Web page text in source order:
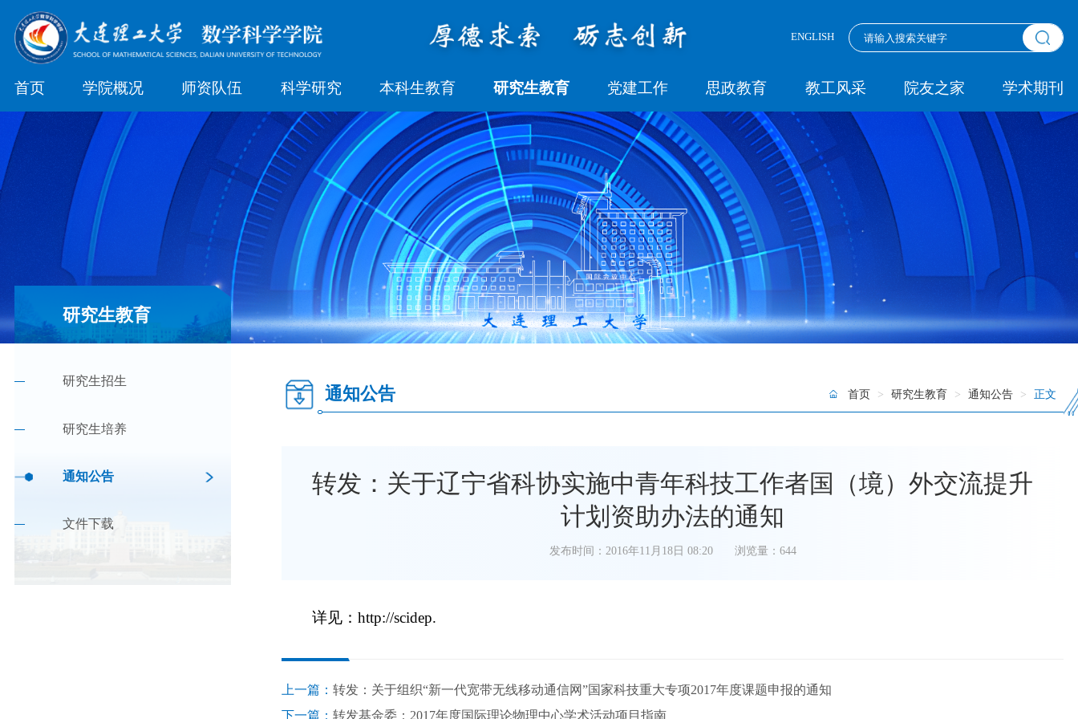
ENGLISH
首页 学院概况 师资队伍 科学研究 本科生教育 研究生教育 党建工作 思政教育 教工风采 院友之家 学术期刊
研究生教育
研究生招生
研究生培养
通知公告
文件下载
通知公告 首页 > 研究生教育 > 通知公告 > 正文
转发：关于辽宁省科协实施中青年科技工作者国（境）外交流提升
计划资助办法的通知
发布时间：2016年11月18日 08:20 浏览量： 644
详见： http://scidep.
上一篇： 转发：关于组织“新一代宽带无线移动通信网”国家科技重大专项2017年度课题申报的通知
下一篇： 转发基金委：2017年度国际理论物理中心学术活动项目指南